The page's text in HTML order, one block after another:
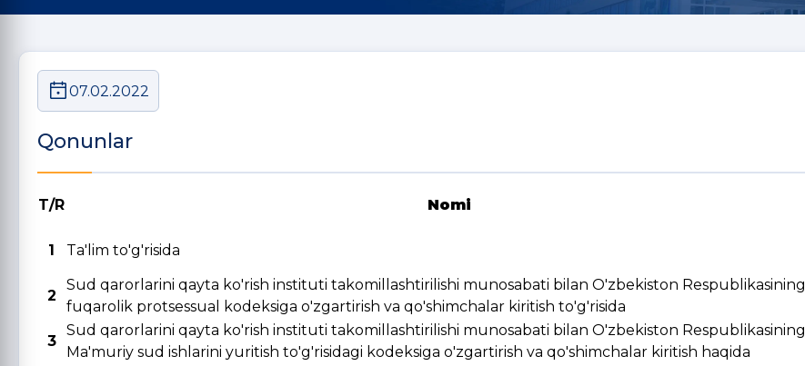
07.02.2022
Qonunlar
T/R Nomi
1
Ta'lim to'g'risida
2
Sud qarorlarini qayta ko'rish instituti takomillashtirilishi munosabati bilan O'zbekiston Respublikasining
fuqarolik protsessual kodeksiga o'zgartirish va qo'shimchalar kiritish to'g'risida
3
Sud qarorlarini qayta ko'rish instituti takomillashtirilishi munosabati bilan O'zbekiston Respublikasining
Ma'muriy sud ishlarini yuritish to'g'risidagi kodeksiga o'zgartirish va qo'shimchalar kiritish haqida